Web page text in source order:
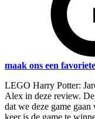
maak ons een
LEGO Harry Potter:
Alex in deze review.
dat we deze game
keer is de game te